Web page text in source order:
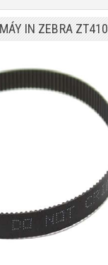
IN ZEBRA ZT410